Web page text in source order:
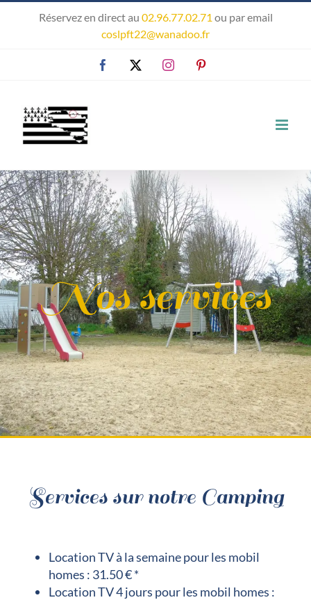
Réservez en direct au 02.96.77.02.71 ou par email
coslpft22@wanadoo.fr
Facebook Instagram
Nos services
Services sur notre Camping
Location TV à la semaine pour les mobil
homes : 31.50 € *
Location TV 4 jours pour les mobil homes :